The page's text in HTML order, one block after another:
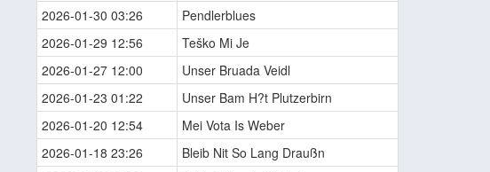
2026-01-30 03:26
Pendlerblues
2026-01-29 12:56
Teško Mi Je
2026-01-27 12:00
Unser Bruada Veidl
2026-01-23 01:22
Unser Bam H?t Plutzerbirn
2026-01-20 12:54
Mei Vota Is Weber
2026-01-18 23:26
Bleib Nit So Lang Draußn